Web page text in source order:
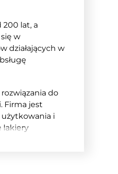
lat, a
w
działających w
do
Firma jest
i
lakiery